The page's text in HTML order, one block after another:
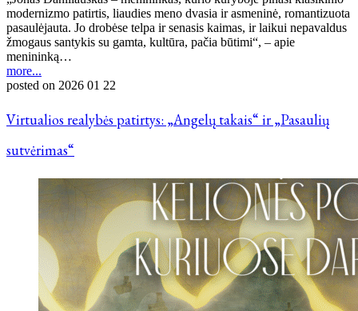
modernizmo patirtis, liaudies meno dvasia ir asmeninė, romantizuota
pasaulėjauta. Jo drobėse telpa ir senasis kaimas, ir laikui nepavaldus
žmogaus santykis su gamta, kultūra, pačia būtimi“, – apie
menininką…
more...
posted on 2026 01 22
Virtualios realybės patirtys: „Angelų takais“ ir „Pasaulių
sutvėrimas“